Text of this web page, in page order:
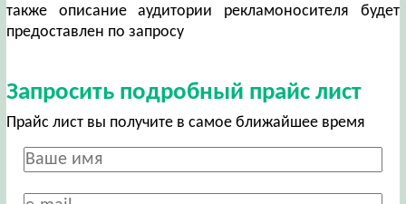
также описание аудитории рекламоносителя будет
предоставлен по запросу
Запросить подробный прайс лист
Прайс лист вы получите в самое ближайшее время